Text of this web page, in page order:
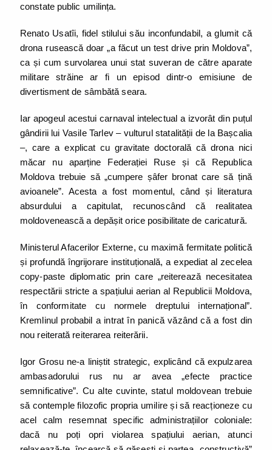
constate public umilința.
Renato Usatîi, fidel stilului său inconfundabil, a glumit că
drona rusească doar „a făcut un test drive prin Moldova”,
ca și cum survolarea unui stat suveran de către aparate
militare străine ar fi un episod dintr-o emisiune de
divertisment de sâmbătă seara.
Iar apogeul acestui carnaval intelectual a izvorât din puțul
gândirii lui Vasile Tarlev – vulturul statalității de la Bașcalia
–, care a explicat cu gravitate doctorală că drona nici
măcar nu aparține Federației Ruse și că Republica
Moldova trebuie să „cumpere șâfer bronat care să țină
avioanele”. Acesta a fost momentul, când și literatura
absurdului a capitulat, recunoscând că realitatea
moldovenească a depășit orice posibilitate de caricatură.
Ministerul Afacerilor Externe, cu maximă fermitate politică
și profundă îngrijorare instituțională, a expediat al zecelea
copy-paste diplomatic prin care „reiterează necesitatea
respectării stricte a spațiului aerian al Republicii Moldova,
în conformitate cu normele dreptului internațional”.
Kremlinul probabil a intrat în panică văzând că a fost din
nou reiterată reiterarea reiterării.
Igor Grosu ne-a liniștit strategic, explicând că expulzarea
ambasadorului rus nu ar avea „efecte practice
semnificative”. Cu alte cuvinte, statul moldovean trebuie
să contemple filozofic propria umilire și să reacționeze cu
acel calm resemnat specific administrațiilor coloniale:
dacă nu poți opri violarea spațiului aerian, atunci